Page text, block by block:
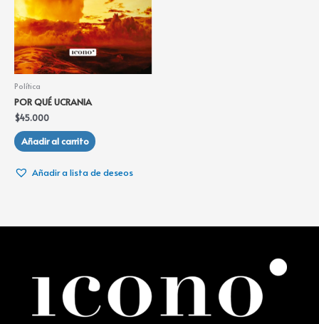
Política
POR QUÉ UCRANIA
$45.000
Añadir al carrito
Añadir a lista de deseos